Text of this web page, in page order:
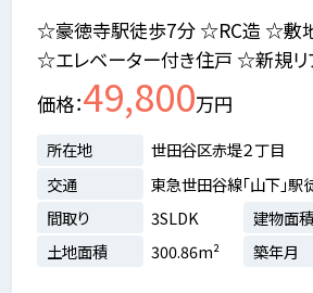
☆豪徳寺駅徒歩7分 ☆RC造 ☆敷
☆エレベーター付き住戸 ☆新規リ
価格 49,800万円
所在地
世田谷区赤堤２丁目
交通
東急世田谷線「山下」駅
間取り
3SLDK 建物面積
土地面積
300.86m² 築年月